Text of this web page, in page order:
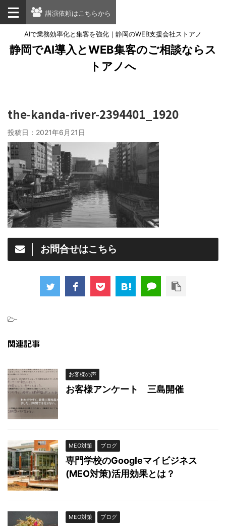
講演依頼はこちらから
AIで業務効率化と集客を強化｜静岡のWEB支援会社ストアノ
静岡でAI導入とWEB集客のご相談ならス
トアノへ
the-kanda-river-2394401_1920
投稿日： 2021年6月21日
お問合せはこちら
-
関連記事
お客様の声
お客様アンケート 三島開催
MEO対策 ブログ
専門学校のGoogleマイビジネス
(MEO対策)活用効果とは？
MEO対策 ブログ